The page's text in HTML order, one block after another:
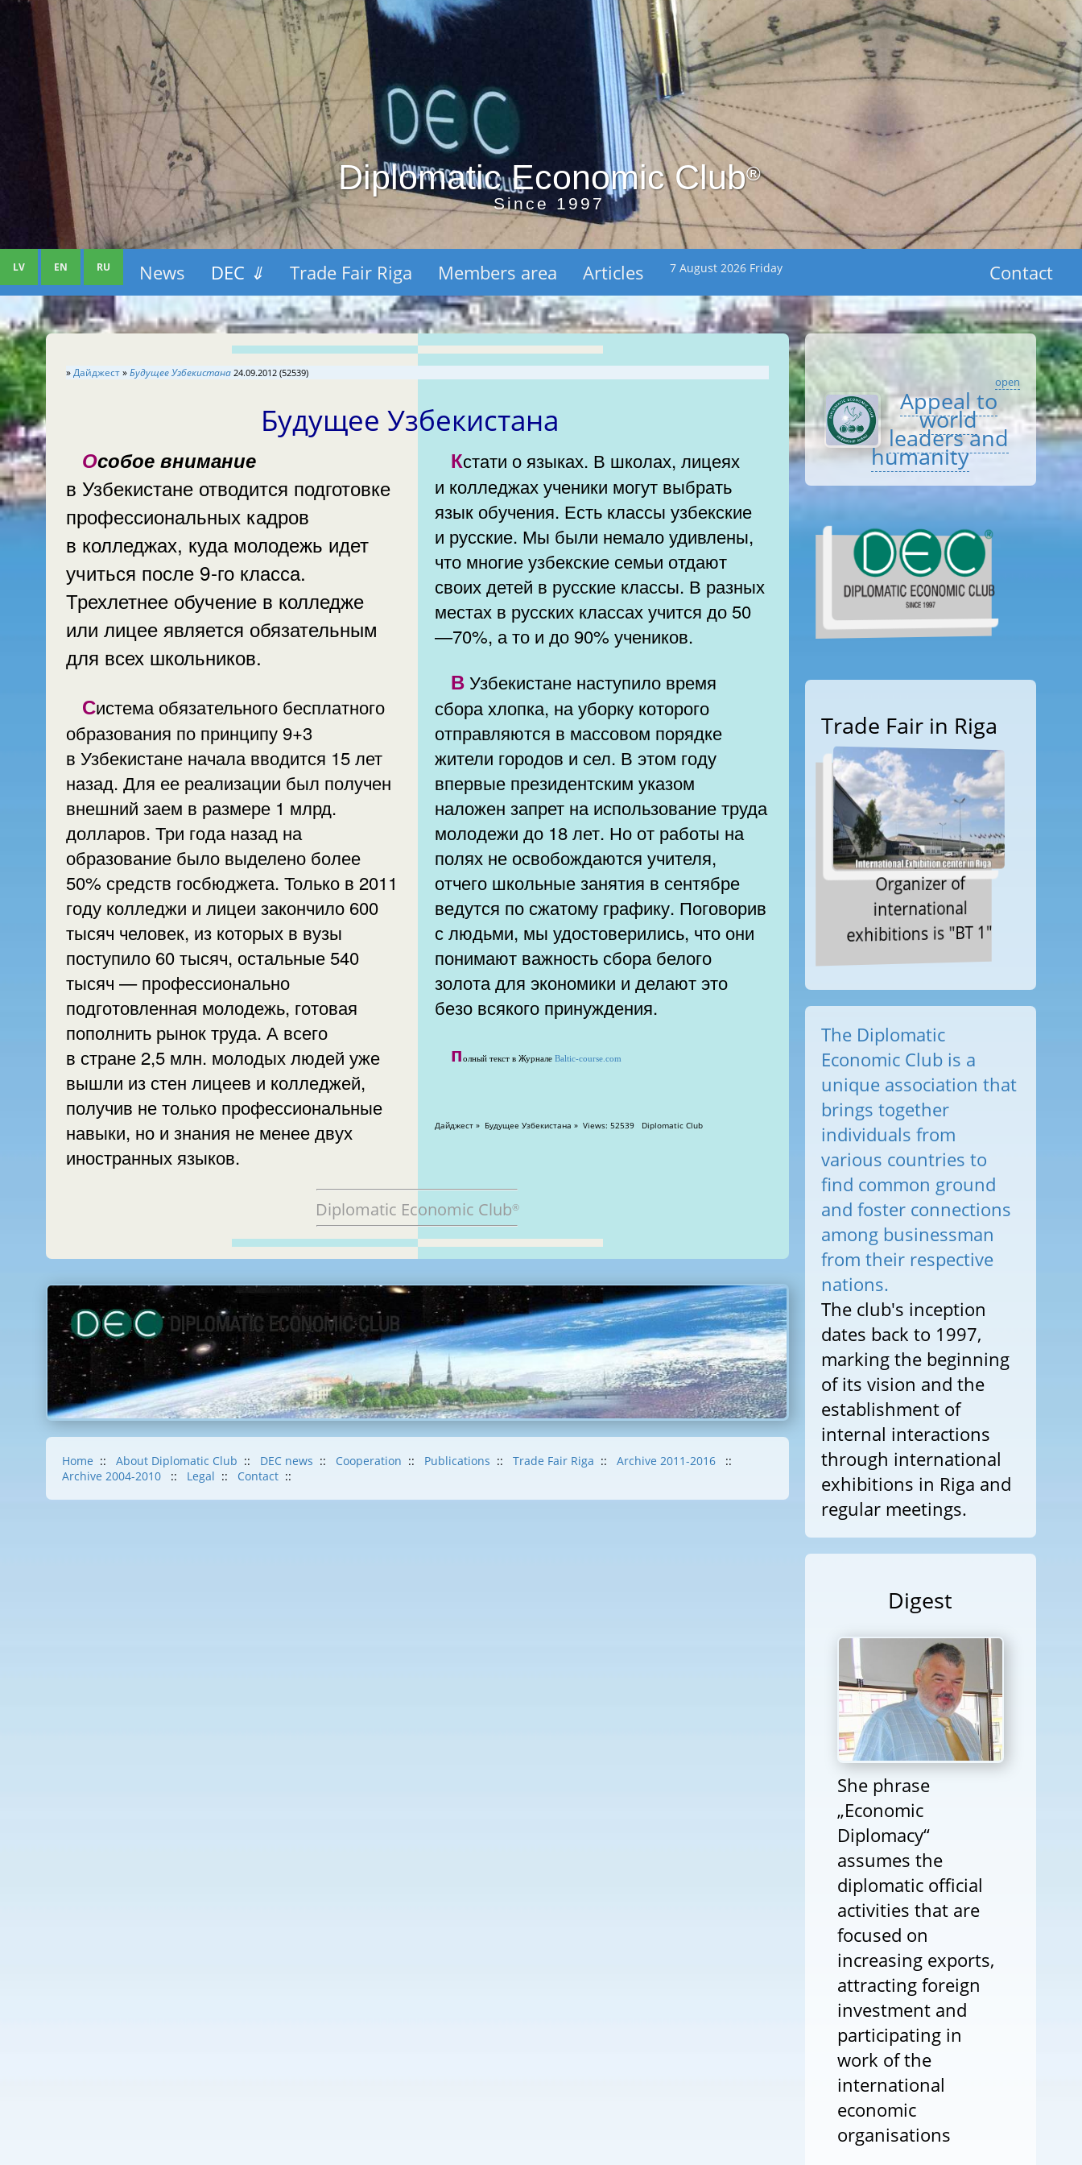
Diplomatic Economic Club®
Since 1997
LV EN RU News DEC ⇓ Trade Fair Riga Members area Articles 7 August 2026 Friday Contact
»Дайджест»Будущее Узбекистана 24.09.2012 (52539)
Будущее Узбекистана
Особое внимание
в Узбекистане отводится подготовке
профессиональных кадров
в колледжах, куда молодежь идет
учиться после 9-го класса.
Трехлетнее обучение в колледже
или лицее является обязательным
для всех школьников.
Система обязательного бесплатного
образования по принципу 9+3
в Узбекистане начала вводится 15 лет
назад. Для ее реализации был получен
внешний заем в размере 1 млрд.
долларов. Три года назад на
образование было выделено более
50% средств госбюджета. Только в 2011
году колледжи и лицеи закончило 600
тысяч человек, из которых в вузы
поступило 60 тысяч, остальные 540
тысяч — профессионально
подготовленная молодежь, готовая
пополнить рынок труда. А всего
в стране 2,5 млн. молодых людей уже
вышли из стен лицеев и колледжей,
получив не только профессиональные
навыки, но и знания не менее двух
иностранных языков.
Кстати о языках. В школах, лицеях
и колледжах ученики могут выбрать
язык обучения. Есть классы узбекские
и русские. Мы были немало удивлены,
что многие узбекские семьи отдают
своих детей в русские классы. В разных
местах в русских классах учится до 50
—70%, а то и до 90% учеников.
В Узбекистане наступило время
сбора хлопка, на уборку которого
отправляются в массовом порядке
жители городов и сел. В этом году
впервые президентским указом
наложен запрет на использование труда
молодежи до 18 лет. Но от работы на
полях не освобождаются учителя,
отчего школьные занятия в сентябре
ведутся по сжатому графику. Поговорив
с людьми, мы удостоверились, что они
понимают важность сбора белого
золота для экономики и делают это
безо всякого принуждения.
полный текст в ЖурналеBaltic-course.com
Дайджест » Будущее Узбекистана » Views: 52539 Diplomatic Club
Diplomatic Economic Club®
Home :: About Diplomatic Club :: DEC news :: Cooperation :: Publications :: Trade Fair Riga :: Archive 2011-2016
::
Archive 2004-2010
:: Legal :: Contact ::
open
Appeal to
world
leaders and
humanity
Trade Fair in Riga
Organizer of
international
exhibitions is "BT 1"
The Diplomatic
Economic Club is a
unique association that
brings together
individuals from
various countries to
find common ground
and foster connections
among businessman
from their respective
nations.
The club's inception
dates back to 1997,
marking the beginning
of its vision and the
establishment of
internal interactions
through international
exhibitions in Riga and
regular meetings.
Digest
She phrase
„Economic
Diplomacy“
assumes the
diplomatic official
activities that are
focused on
increasing exports,
attracting foreign
investment and
participating in
work of the
international
economic
organisations